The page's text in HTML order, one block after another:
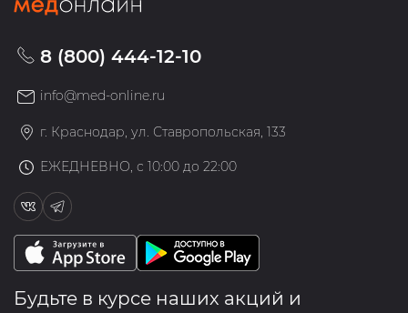
8 (800) 444-12-10
info@med-online.ru
г. Краснодар, ул. Ставропольская, 133
ЕЖЕДНЕВНО, с 10:00 до 22:00
Будьте в курсе наших акций и